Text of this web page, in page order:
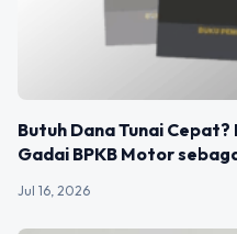
Butuh Dana Tunai Cepat?
Gadai BPKB Motor
Jul 16, 2026